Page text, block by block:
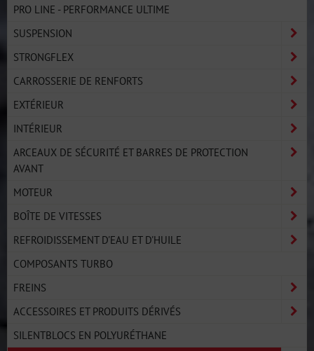
PRO LINE - PERFORMANCE ULTIME
SUSPENSION
STRONGFLEX
CARROSSERIE DE RENFORTS
EXTÉRIEUR
INTÉRIEUR
ARCEAUX DE SÉCURITÉ ET BARRES DE PROTECTION
AVANT
MOTEUR
BOÎTE DE VITESSES
REFROIDISSEMENT D'EAU ET D'HUILE
COMPOSANTS TURBO
FREINS
ACCESSOIRES ET PRODUITS DÉRIVÉS
SILENTBLOCS EN POLYURÉTHANE